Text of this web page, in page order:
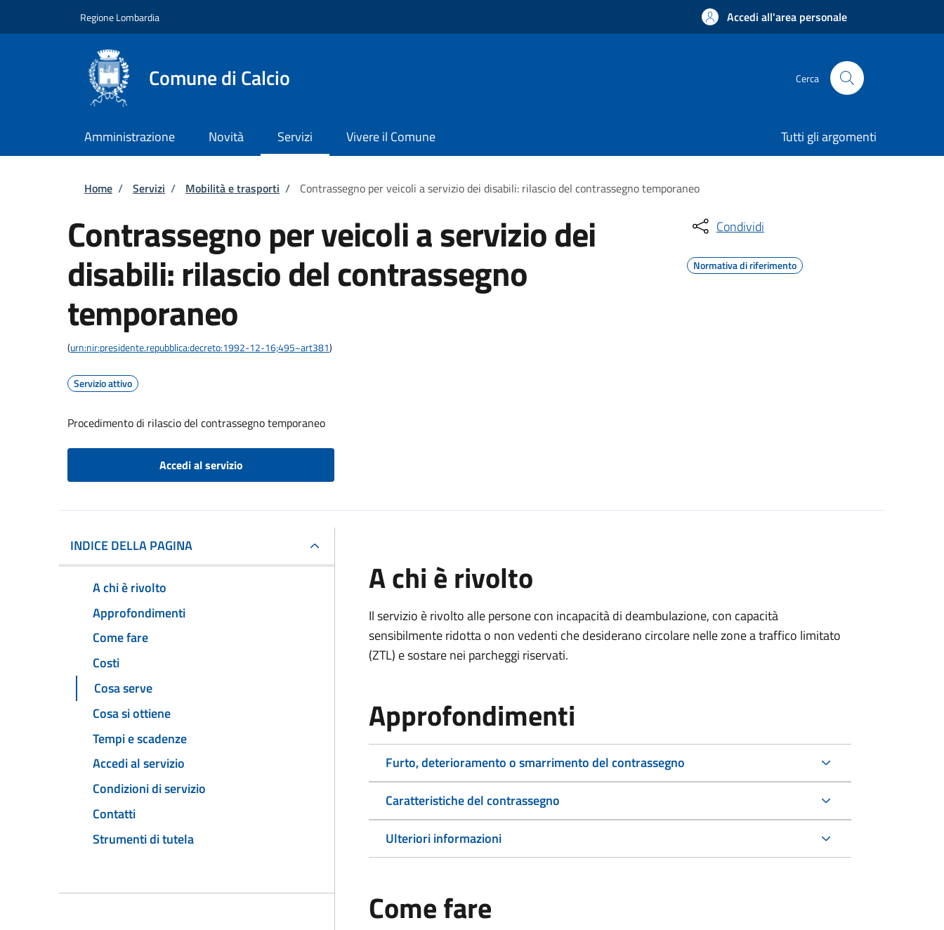
Regione Lombardia Accedi all'area personale
Comune di Calcio Cerca
Amministrazione Novità Servizi Vivere il Comune Tutti gli argomenti
Briciole di pane
Home / Servizi / Mobilità e trasporti / Contrassegno per veicoli a servizio dei disabili: rilascio del contrassegno temporaneo
Contrassegno per veicoli a servizio dei
disabili: rilascio del contrassegno
temporaneo
(urn:nir:presidente.repubblica:decreto:1992-12-16;495~art381)
Servizio attivo
Procedimento di rilascio del contrassegno temporaneo
Accedi al servizio
Condividi
Normativa di riferimento
INDICE DELLA PAGINA
A chi è rivolto
Approfondimenti
Come fare
Costi
Cosa serve
Cosa si ottiene
Tempi e scadenze
Accedi al servizio
Condizioni di servizio
Contatti
Strumenti di tutela
A chi è rivolto
Il servizio è rivolto alle persone con incapacità di deambulazione, con capacità
sensibilmente ridotta o non vedenti che desiderano circolare nelle zone a traffico limitato
(ZTL) e sostare nei parcheggi riservati.
Approfondimenti
Furto, deterioramento o smarrimento del contrassegno
Caratteristiche del contrassegno
Ulteriori informazioni
Come fare